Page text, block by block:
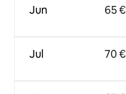
Jun
Jul
65 €
70 €